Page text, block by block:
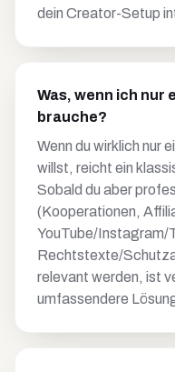
dein Creator-Setup
Was, wenn ich nur
brauche?
Wenn du wirklich nur
willst, reicht ein
Sobald du aber
(Kooperationen,
YouTube/Instagram/
Rechtstexte/
relevant werden, ist
umfassendere